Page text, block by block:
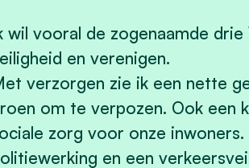
wil vooral de zogenaamde
en verenigen.
verzorgen zie ik een nette
om te verpozen. Ook een
zorg voor onze
en een